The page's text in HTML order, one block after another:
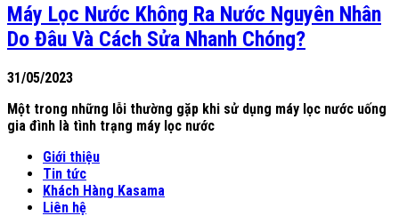
Máy Lọc Nước Không Ra Nước Nguyên Nhân
Do Đâu Và Cách Sửa Nhanh Chóng?
31/05/2023
Một trong những lỗi thường gặp khi sử dụng máy lọc nước uống
gia đình là tình trạng máy lọc nước
Giới thiệu
Tin tức
Khách Hàng Kasama
Liên hệ